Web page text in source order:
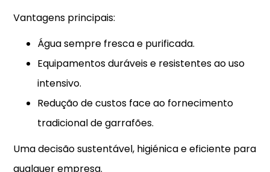
Vantagens principais:
Água sempre fresca e purificada.
Equipamentos duráveis e resistentes ao uso
intensivo.
Redução de custos face ao fornecimento
tradicional de garrafões.
Uma decisão sustentável, higiénica e eficiente para
qualquer empresa.